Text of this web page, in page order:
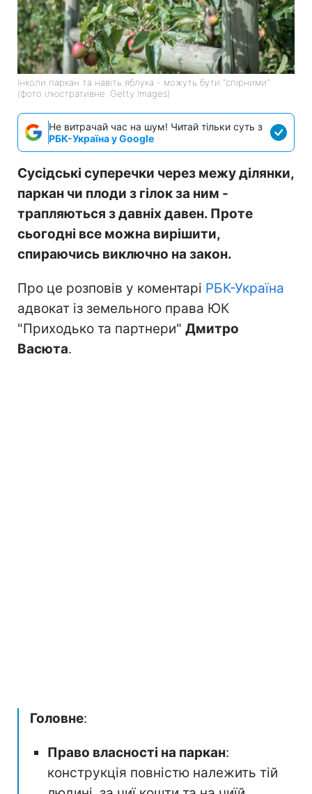
Інколи паркан та навіть яблука - можуть бути "спірними"
(фото ілюстративне: Getty Images)
Не витрачай час на шум! Читай тільки суть з
РБК-Україна у Google
Сусідські суперечки через межу ділянки,
паркан чи плоди з гілок за ним -
трапляються з давніх давен. Проте
сьогодні все можна вирішити,
спираючись виключно на закон.
Про це розповів у коментарі РБК-Україна
адвокат із земельного права ЮК
"Приходько та партнери" Дмитро
Васюта.
Головне:
Право власності на паркан:
конструкція повністю належить тій